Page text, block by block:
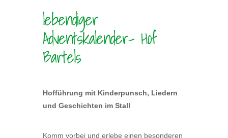
lebendiger
Adventskalender- Hof
Bartels
Hofführung mit Kinderpunsch, Liedern
und Geschichten im Stall
Komm vorbei und erlebe einen besonderen